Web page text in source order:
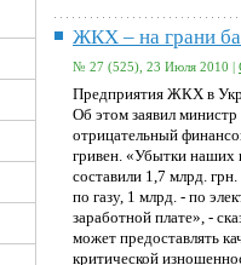
ЖКХ – на грани
№ 27 (525), 23 Июля 2010 |
Предприятия ЖКХ в
Об этом заявил
отрицательный
гривен. «Убытки наших
составили 1,7 млрд.
по газу, 1 млрд. - по
заработной плате», -
может предоставлять
критической